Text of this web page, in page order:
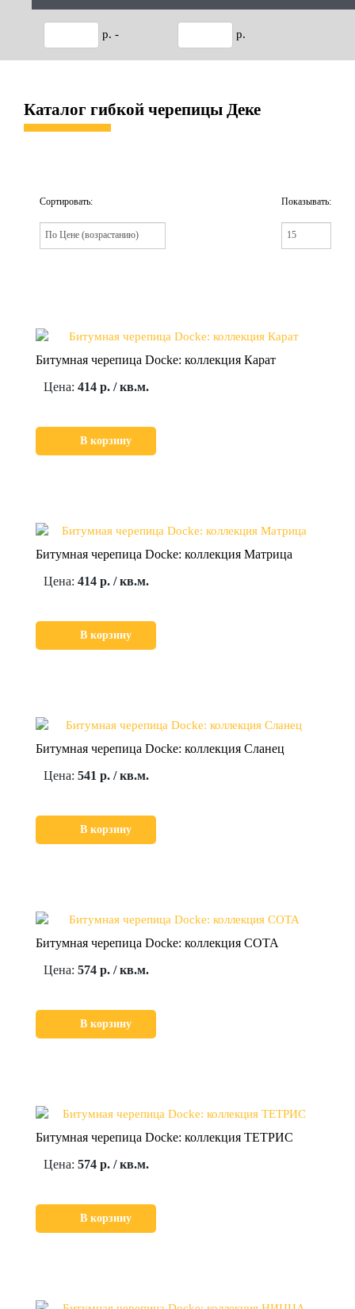
р. - р.
Каталог гибкой черепицы Деке
Сортировать: Показывать:
Битумная черепица Docke: коллекция Карат
Цена: 414 р. / кв.м.
В корзину
Битумная черепица Docke: коллекция Матрица
Цена: 414 р. / кв.м.
В корзину
Битумная черепица Docke: коллекция Сланец
Цена: 541 р. / кв.м.
В корзину
Битумная черепица Docke: коллекция СОТА
Цена: 574 р. / кв.м.
В корзину
Битумная черепица Docke: коллекция ТЕТРИС
Цена: 574 р. / кв.м.
В корзину